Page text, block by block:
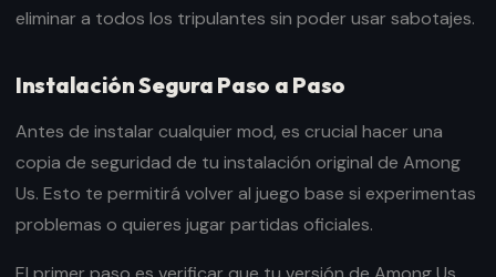
eliminar a todos los tripulantes sin poder usar sabotajes.
Instalación Segura Paso a Paso
Antes de instalar cualquier mod, es crucial hacer una
copia de seguridad de tu instalación original de Among
Us. Esto te permitirá volver al juego base si experimentas
problemas o quieres jugar partidas oficiales.